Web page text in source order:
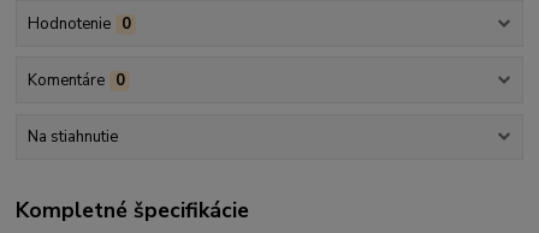
Hodnotenie 0
Komentáre 0
Na stiahnutie
Kompletné špecifikácie